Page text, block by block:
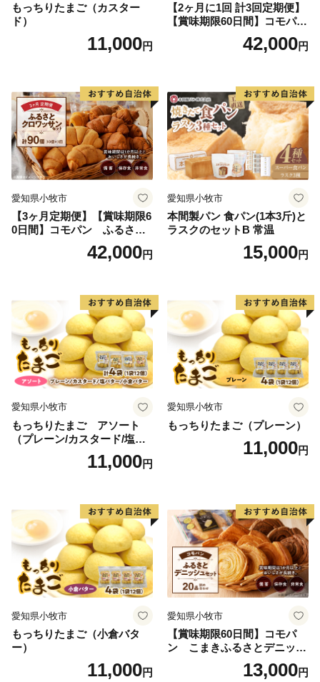
もっちりたまご（カスター
ド）
11,000円
【2ヶ月に1回 計3回定期便】
【賞味期限60日間】コモパ
ン ふるさとクロワッサンセ
ット（計90個）／災害用備蓄
42,000円
愛知県小牧市
【3ヶ月定期便】【賞味期限6
0日間】コモパン ふるさと
クロワッサンセット（計90
個）／災害用備蓄 保存食 非
42,000円
愛知県小牧市
本間製パン 食パン(1本3斤)と
ラスクのセットB 常温
15,000円
愛知県小牧市
もっちりたまご アソート
（プレーン/カスタード/塩バ
ター/小倉バター）11,000円
愛知県小牧市
もっちりたまご（プレーン）
11,000円
愛知県小牧市
もっちりたまご（小倉バタ
ー）
11,000円
愛知県小牧市
【賞味期限60日間】コモパ
ン こまきふるさとデニッシ
ュセット（20個入り）／災害
用備蓄 保存食 非常食 防災グ
13,000円